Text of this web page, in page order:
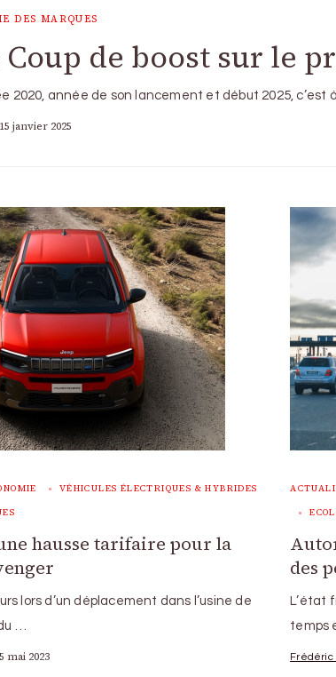
DES MARQUES
de boost sur le
2020, année de son lancement et début 2025, c’est
15 janvier 2025
VÉHICULES ÉLECTRIQUES & HYBRIDES
hausse tarifaire pour la
lors d’un déplacement dans l’usine de
…
5 mai 2023
des
L’état
temps
Frédéric